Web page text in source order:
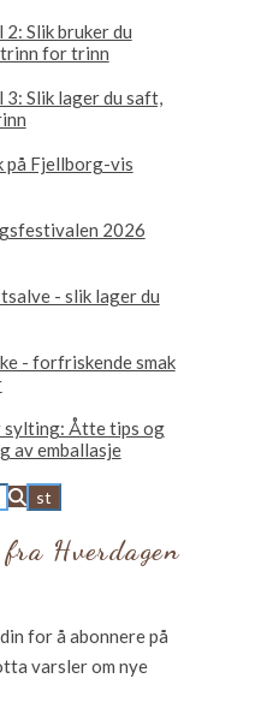
Slik bruker du
for trinn
3: Slik lager du saft,
på Fjellborg-vis
2026
- slik lager du
- forfriskende smak
sylting: Åtte tips og
av emballasje
Hverdagen
for å abonnere på
varsler om nye